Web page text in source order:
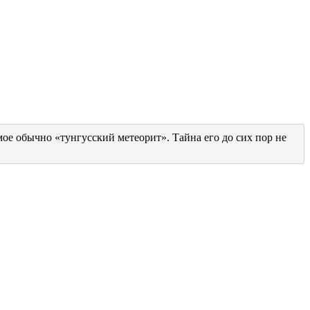
обычно «тунгусский метеорит». Тайна его до сих пор не